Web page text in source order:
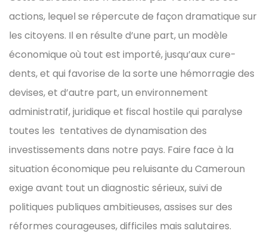
actions, lequel se répercute de façon dramatique sur
les citoyens. Il en résulte d’une part, un modèle
économique où tout est importé, jusqu’aux cure-
dents, et qui favorise de la sorte une hémorragie des
devises, et d’autre part, un environnement
administratif, juridique et fiscal hostile qui paralyse
toutes les tentatives de dynamisation des
investissements dans notre pays. Faire face à la
situation économique peu reluisante du Cameroun
exige avant tout un diagnostic sérieux, suivi de
politiques publiques ambitieuses, assises sur des
réformes courageuses, difficiles mais salutaires.